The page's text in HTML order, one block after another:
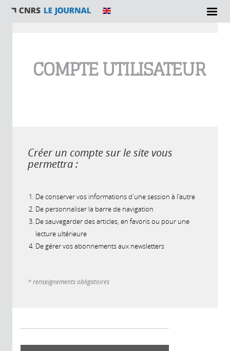
COMPTE UTILISATEUR
Créer un compte sur le site vous
permettra :
De conserver vos informations d'une session à l'autre
De personnaliser la barre de navigation
De sauvegarder des articles, en favoris ou pour une
lecture ultérieure
De gérer vos abonnements aux newsletters
* renseignements obligatoires